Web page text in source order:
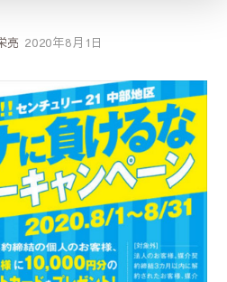
亮 2020年8月1日